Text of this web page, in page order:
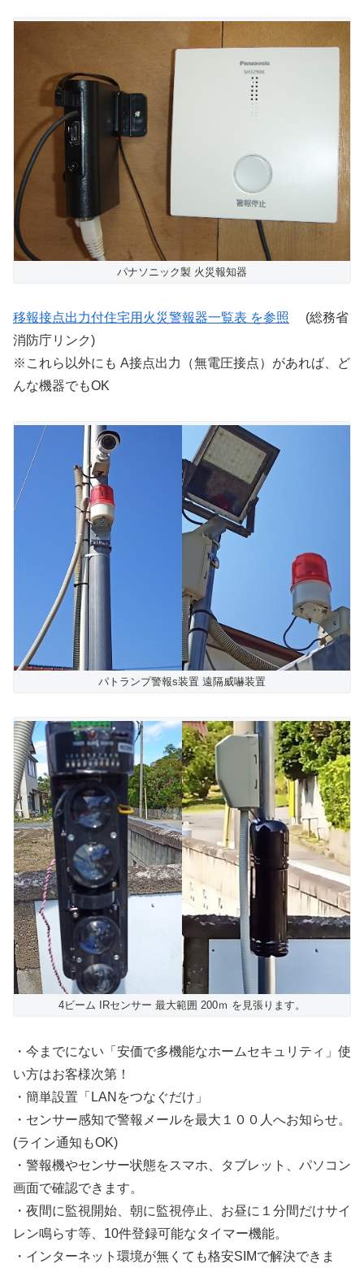
パナソニック製 火災報知器
移報接点出力付住宅用火災警報器一覧表 を参照 (総務省
消防庁リンク)
※これら以外にも A接点出力（無電圧接点）があれば、ど
んな機器でもOK
パトランプ警報s装置 遠隔威嚇装置
4ビーム IRセンサー 最大範囲 200ｍ を見張ります。
・今までにない「安価で多機能なホームセキュリティ」使
い方はお客様次第！
・簡単設置「LANをつなぐだけ」
・センサー感知で警報メールを最大１００人へお知らせ。
(ライン通知もOK)
・警報機やセンサー状態をスマホ、タブレット、パソコン
画面で確認できます。
・夜間に監視開始、朝に監視停止、お昼に１分間だけサイ
レン鳴らす等、10件登録可能なタイマー機能。
・インターネット環境が無くても格安SIMで解決できま